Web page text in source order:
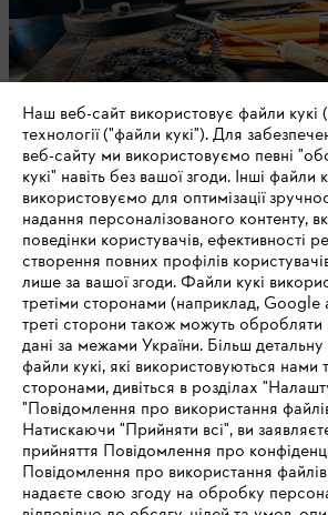
Паливно-мастильні матеріали
Наш веб-сайт використовує файли кукі
технології ("файли кукі"). Для
веб-сайту ми використовуємо певні
кукі" навіть без вашої згоди. Інші файли
використовуємо для оптимізації
надання персоналізованого контенту,
поведінки користувачів, ефективності
створення повних профілів
лише за вашої згоди. Файли кукі
третіми сторонами (наприклад, Google
треті сторони також можуть обробляти
дані за межами України. Більш
файли кукі, які використовуються нами
сторонами, дивіться в розділах
"Повідомлення про використання
Натискаючи "Прийняти всі", ви
прийняття Повідомлення про
Повідомлення про використання
надаєте свою згоду на обробку